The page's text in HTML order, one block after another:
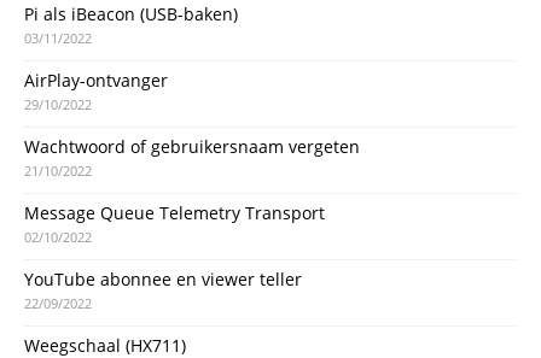
Pi als iBeacon (USB-baken)
03/11/2022
AirPlay-ontvanger
29/10/2022
Wachtwoord of gebruikersnaam vergeten
21/10/2022
Message Queue Telemetry Transport
02/10/2022
YouTube abonnee en viewer teller
22/09/2022
Weegschaal (HX711)